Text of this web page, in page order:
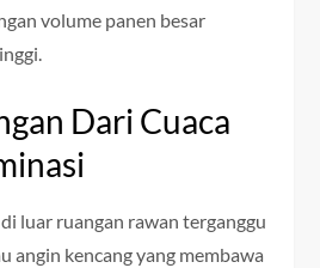
volume panen besar
Dari Cuaca
luar ruangan rawan terganggu
angin kencang yang membawa